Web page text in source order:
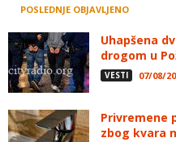
POSLEDNJE OBJAVLJENO
Uhapšena
drogom u
VESTI 07/08/
Privremene
zbog kvara